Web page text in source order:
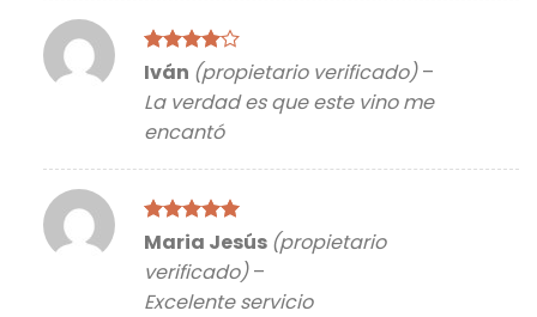
Valorado
de
5
Iván (propietario verificado) –
La verdad es que este vino me
encantó
Valorado
Maria Jesús (propietario
verificado) –
Excelente servicio